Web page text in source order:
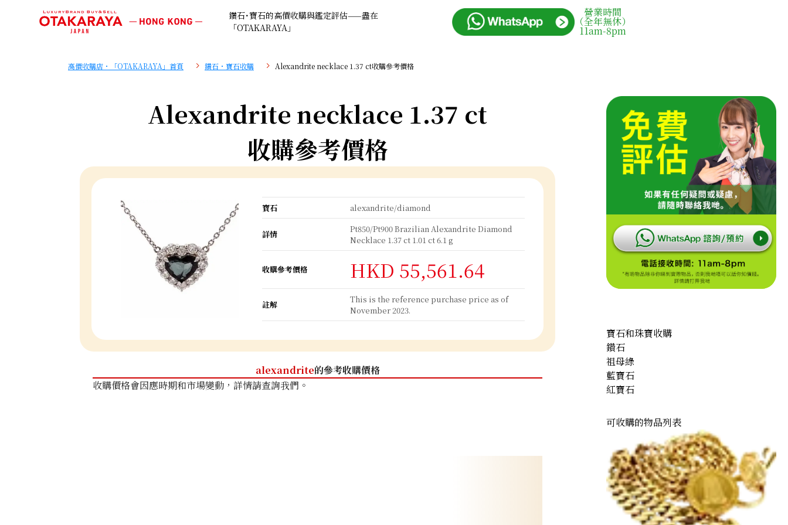
鑽石･寶石的高價收購與鑑定評估——盡在
「OTAKARAYA」
營業時間
（全年無休）
11am-8pm
高價收購店・「OTAKARAYA」首頁 鑽石・寶石收購 Alexandrite necklace 1.37 ct收購參考價格
Alexandrite necklace 1.37 ct
收購參考價格
寶石 alexandrite/diamond
詳情
Pt850/Pt900 Brazilian Alexandrite Diamond
Necklace 1.37 ct 1.01 ct 6.1 g
收購參考價格 HKD 55,561.64
註解
This is the reference purchase price as of
November 2023.
alexandrite的參考收購價格
收購價格會因應時期和市場變動，詳情請查詢我們。
寶石和珠寶收購
鑽石
祖母綠
藍寶石
紅寶石
可收購的物品列表